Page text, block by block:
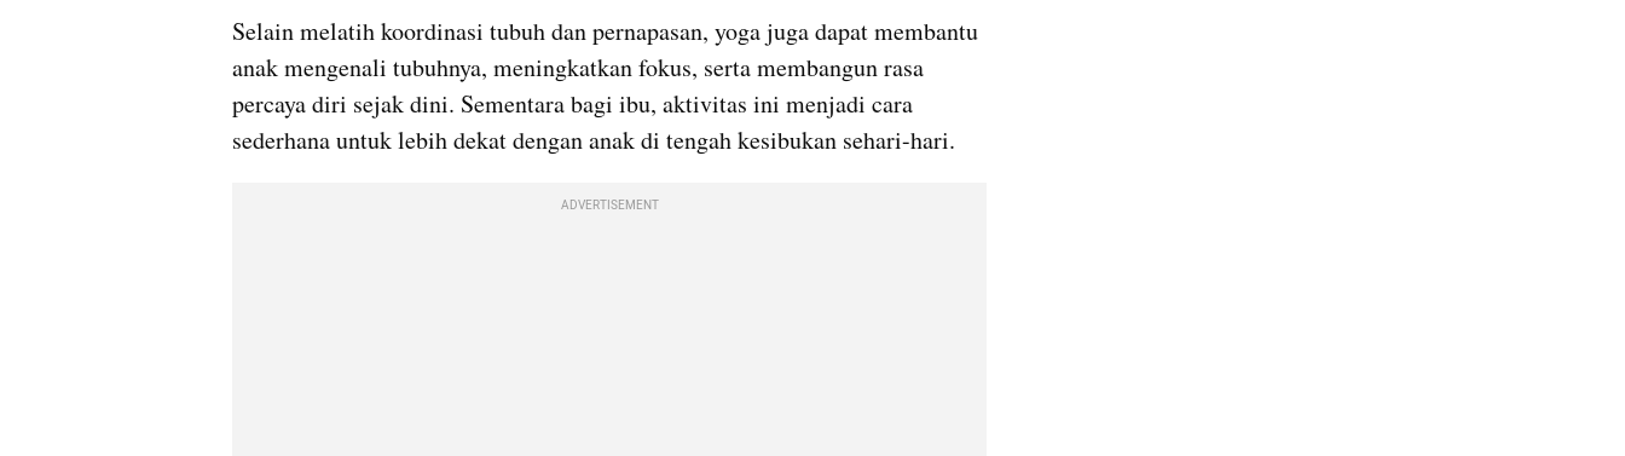
Selain melatih koordinasi tubuh dan pernapasan, yoga juga dapat membantu
anak mengenali tubuhnya, meningkatkan fokus, serta membangun rasa
percaya diri sejak dini. Sementara bagi ibu, aktivitas ini menjadi cara
sederhana untuk lebih dekat dengan anak di tengah kesibukan sehari-hari.
ADVERTISEMENT